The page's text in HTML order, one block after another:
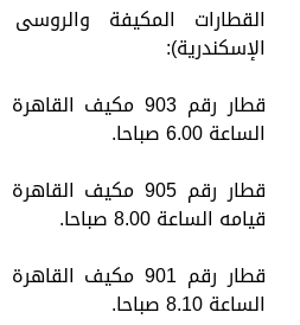
القطارات المكيفة
الإسكندرية):
قطار رقم 903 مكيف
الساعة 6.00 صباحا.
قطار رقم 905 مكيف
قيامه الساعة 8.00 صباحا.
قطار رقم 901 مكيف
الساعة 8.10 صباحا.